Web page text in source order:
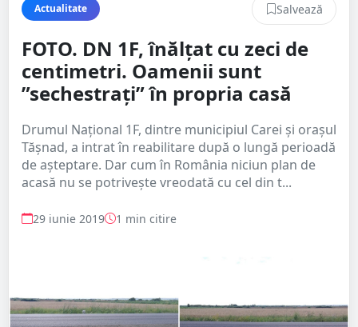
Actualitate Salvează
FOTO. DN 1F, înălțat cu zeci de
centimetri. Oamenii sunt
”sechestrați” în propria casă
Drumul Național 1F, dintre municipiul Carei și orașul
Tășnad, a intrat în reabilitare după o lungă perioadă
de așteptare. Dar cum în România niciun plan de
acasă nu se potrivește vreodată cu cel din t...
29 iunie 2019 1 min citire